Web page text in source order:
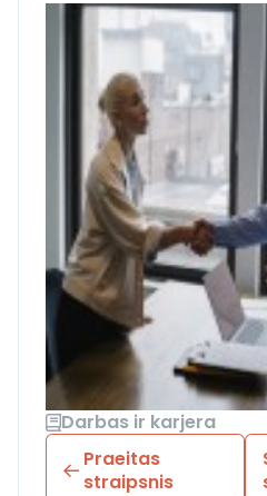
Darbas ir karjera
Praeitas
straipsnis